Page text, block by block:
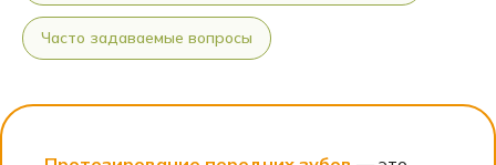
Часто задаваемые вопросы